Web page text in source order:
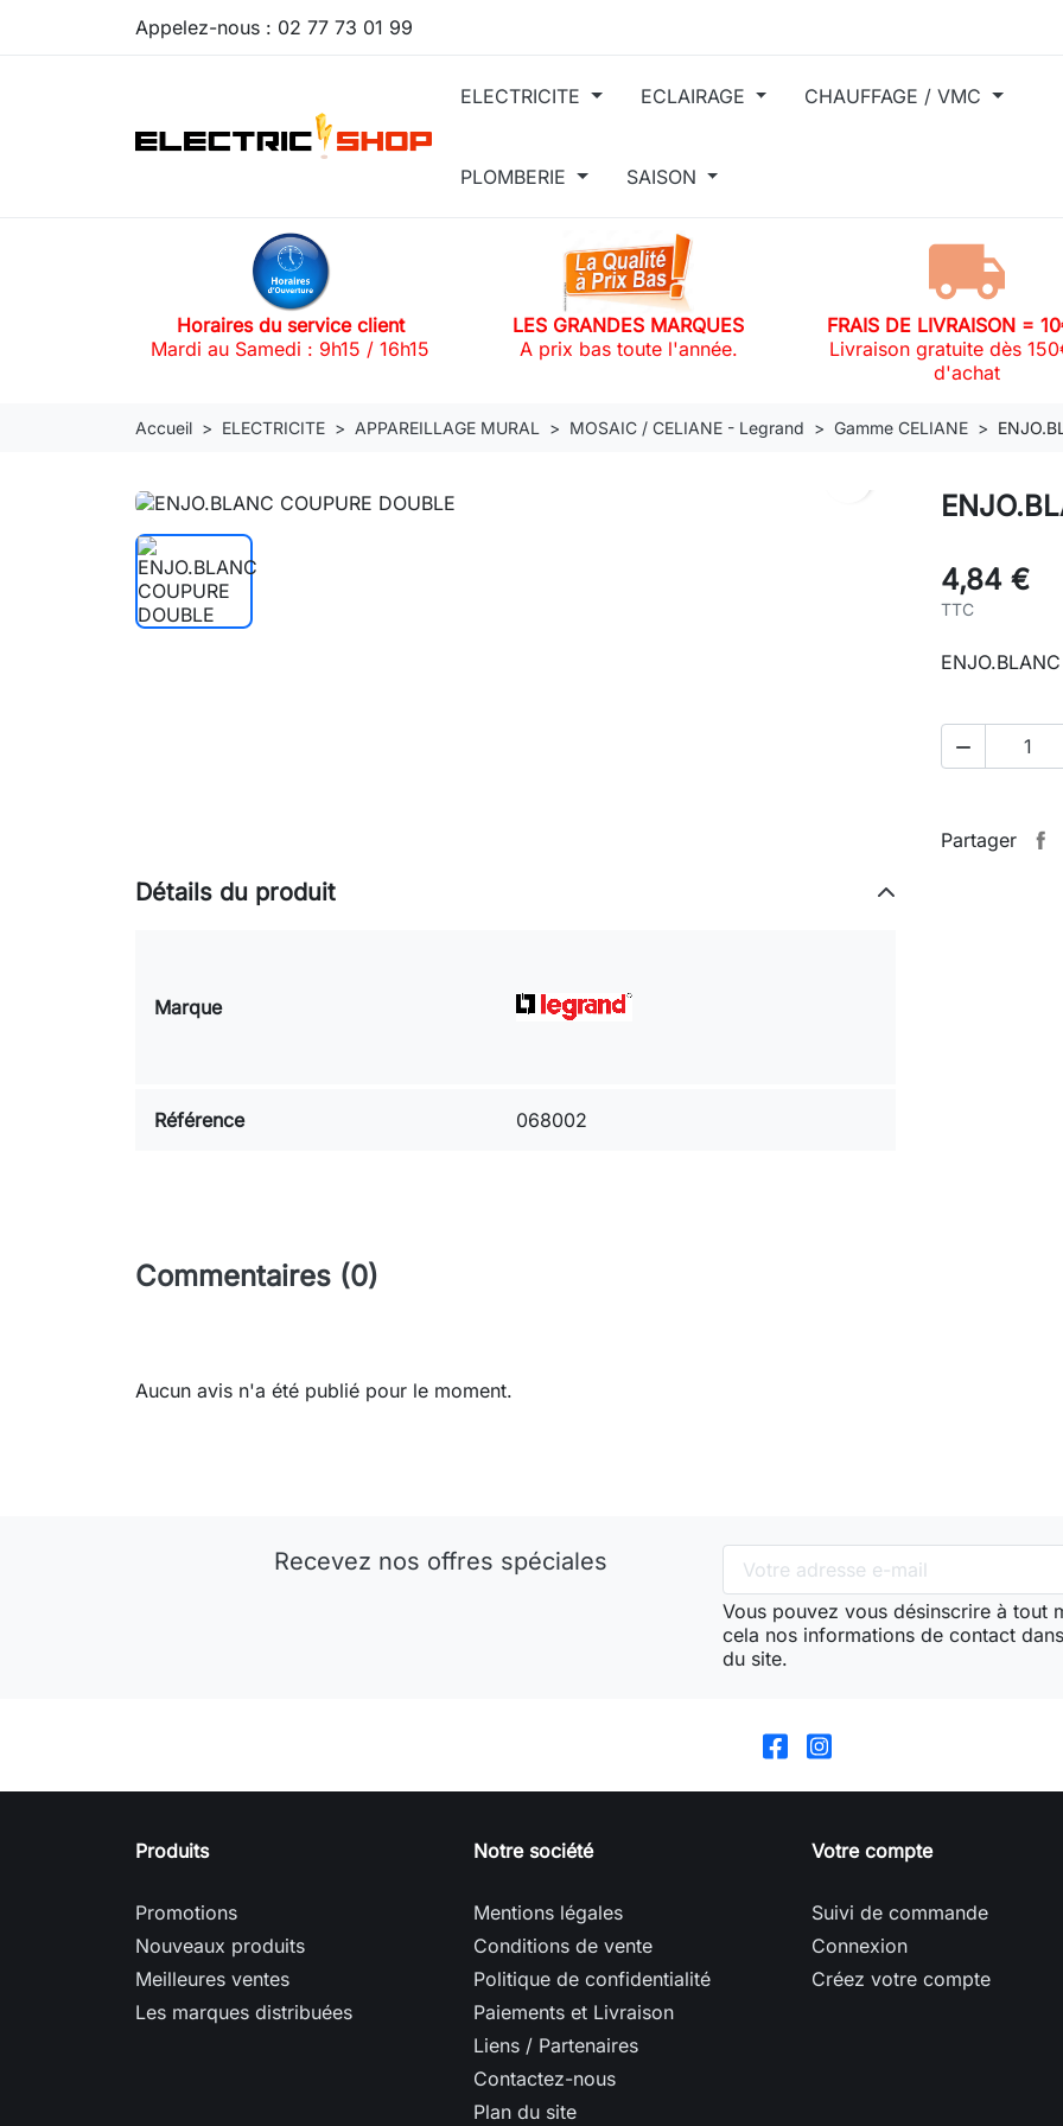
Appelez-nous : 02 77 73 01 99
ELECTRICITE ECLAIRAGE CHAUFFAGE / VMC
PLOMBERIE SAISON
Horaires du service client
Mardi au Samedi : 9h15 / 16h15
LES GRANDES MARQUES
A prix bas toute l'année.
FRAIS DE LIVRAISON =
Livraison gratuite dès
d'achat
Accueil ELECTRICITE APPAREILLAGE MURAL MOSAIC / CELIANE - Legrand Gamme CELIANE
4,84 €
TTC

Partager
Détails du produit
Marque
Référence 068002
Commentaires (0)
Aucun avis n'a été publié pour le moment.
Recevez nos offres spéciales
Vous pouvez vous désinscrire à tout
cela nos informations de contact
du site.
Produits
Promotions
Nouveaux produits
Meilleures ventes
Les marques distribuées
Notre société
Mentions légales
Conditions de vente
Politique de confidentialité
Paiements et Livraison
Liens / Partenaires
Contactez-nous
Plan du site
Votre compte
Suivi de commande
Connexion
Créez votre compte